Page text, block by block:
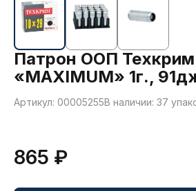
Патрон ООП
«MAXIMUM» 1г.,
Артикул: 00005255В наличии: 37
865 ₽